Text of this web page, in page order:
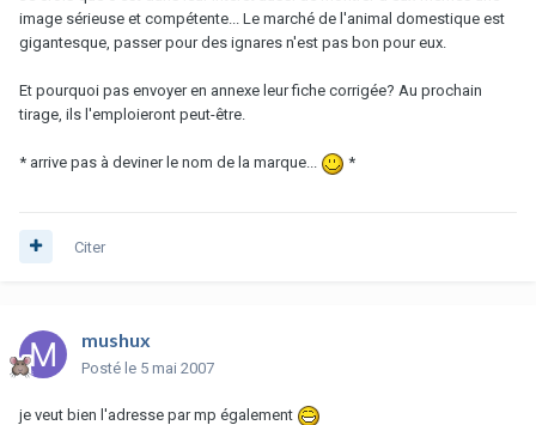
image sérieuse et compétente... Le marché de l'animal domestique est
gigantesque, passer pour des ignares n'est pas bon pour eux.
Et pourquoi pas envoyer en annexe leur fiche corrigée? Au prochain
tirage, ils l'emploieront peut-être.
* arrive pas à deviner le nom de la marque... *
Citer
mushux
Posté le 5 mai 2007
je veut bien l'adresse par mp également